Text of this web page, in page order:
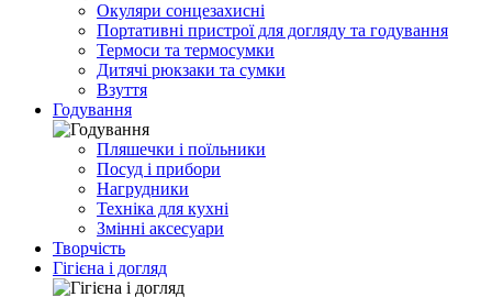
Окуляри сонцезахисні
Портативні пристрої для догляду та годування
Термоси та термосумки
Дитячі рюкзаки та сумки
Взуття
Годування
Пляшечки і поїльники
Посуд і прибори
Нагрудники
Техніка для кухні
Змінні аксесуари
Творчість
Гігієна і догляд